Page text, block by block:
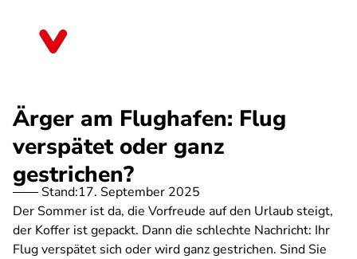
Ärger am Flughafen: Flug
verspätet oder ganz
gestrichen?
Stand:17. September 2025
Der Sommer ist da, die Vorfreude auf den Urlaub steigt,
der Koffer ist gepackt. Dann die schlechte Nachricht: Ihr
Flug verspätet sich oder wird ganz gestrichen. Sind Sie